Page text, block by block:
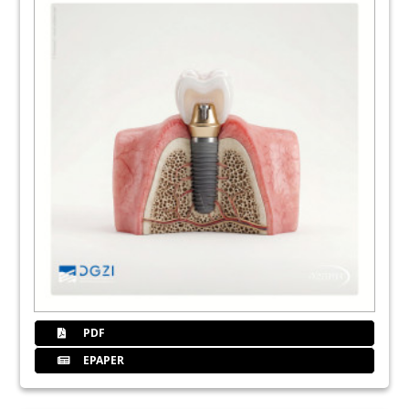
20Sofortinsertion und Sofortbelastung eines
Mit 50+1 in die Zukunft! Ein
Jubiläumskongress für die deutsche
Implantologie
Redaktion
31DGZI - Deutsche Gesellschaft für
Zahnärztliche Implantologie e.V.
32Produkte
PDF
EPAPER